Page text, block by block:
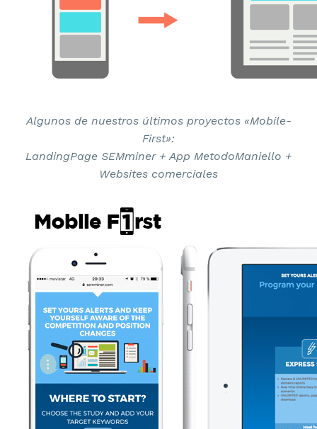
Algunos de nuestros últimos proyectos «Mobile-
First»:
LandingPage SEMminer + App MetodoManiello +
Websites comerciales